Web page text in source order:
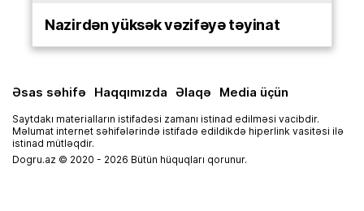
Nazirdən yüksək vəzifəyə təyinat
Əsas səhifə Haqqımızda Əlaqə Media üçün
Saytdakı materialların istifadəsi zamanı istinad edilməsi vacibdir.
Məlumat internet səhifələrində istifadə edildikdə hiperlink vasitəsi ilə
istinad mütləqdir.
Dogru.az © 2020 - 2026 Bütün hüquqları qorunur.